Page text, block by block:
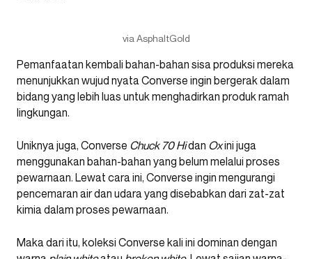
via AsphaltGold
Pemanfaatan kembali bahan-bahan sisa produksi mereka
menunjukkan wujud nyata Converse ingin bergerak dalam
bidang yang lebih luas untuk menghadirkan produk ramah
lingkungan.
Uniknya juga, Converse Chuck 70 Hidan Oxini juga
menggunakan bahan-bahan yang belum melalui proses
pewarnaan. Lewat cara ini, Converse ingin mengurangi
pencemaran air dan udara yang disebabkan dari zat-zat
kimia dalam proses pewarnaan.
Maka dari itu, koleksi Converse kali ini dominan dengan